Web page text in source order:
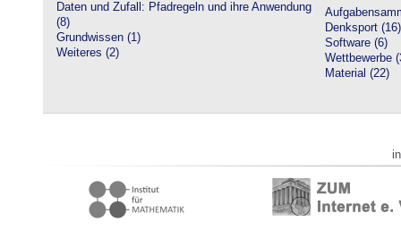
Daten und Zufall: Pfadregeln und ihre Anwendung
(8)
Grundwissen (1)
Weiteres (2)
Denksport (16)
Software (6)
Wettbewerbe
Material (22)